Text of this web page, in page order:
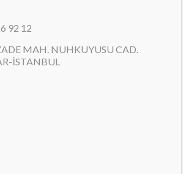
92 12
MAH. NUHKUYUSU CAD.
İSTANBUL